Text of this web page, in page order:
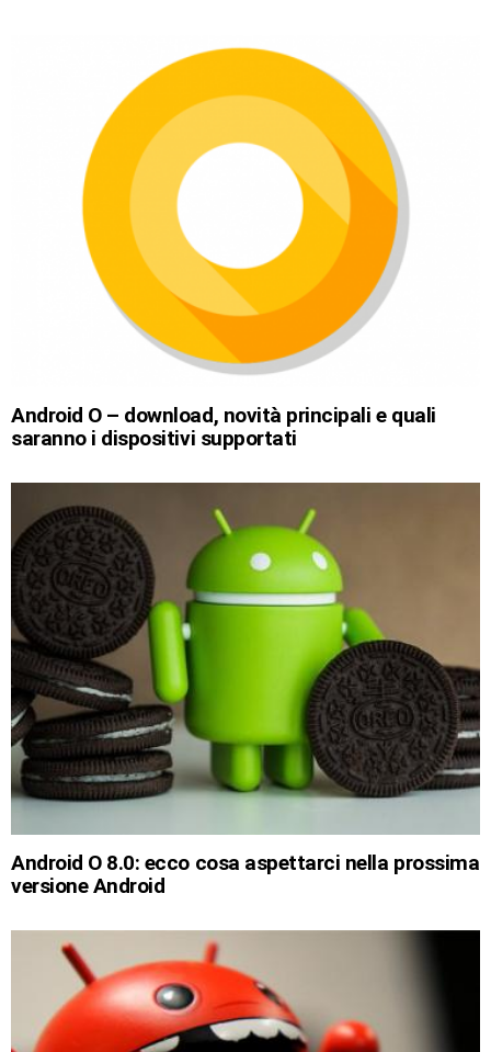
Android O – download, novità principali e quali
saranno i dispositivi supportati
Android O 8.0: ecco cosa aspettarci nella prossima
versione Android